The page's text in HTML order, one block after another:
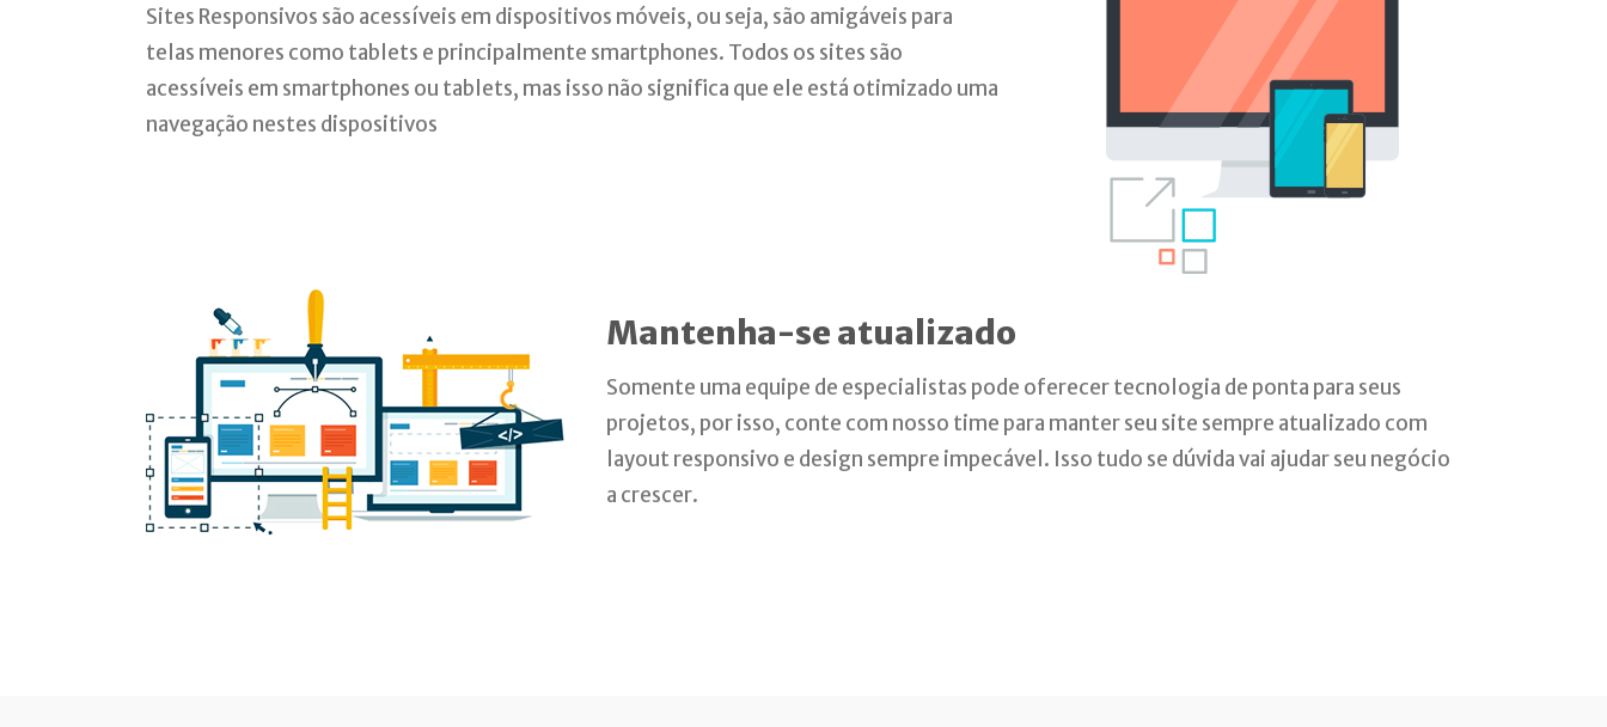
Sites Responsivos são acessíveis em dispositivos móveis, ou seja, são amigáveis para
telas menores como tablets e principalmente smartphones. Todos os sites são
acessíveis em smartphones ou tablets, mas isso não significa que ele está otimizado uma
navegação nestes dispositivos
Mantenha-se atualizado
Somente uma equipe de especialistas pode oferecer tecnologia de ponta para seus
projetos, por isso, conte com nosso time para manter seu site sempre atualizado com
layout responsivo e design sempre impecável. Isso tudo se dúvida vai ajudar seu negócio
a crescer.